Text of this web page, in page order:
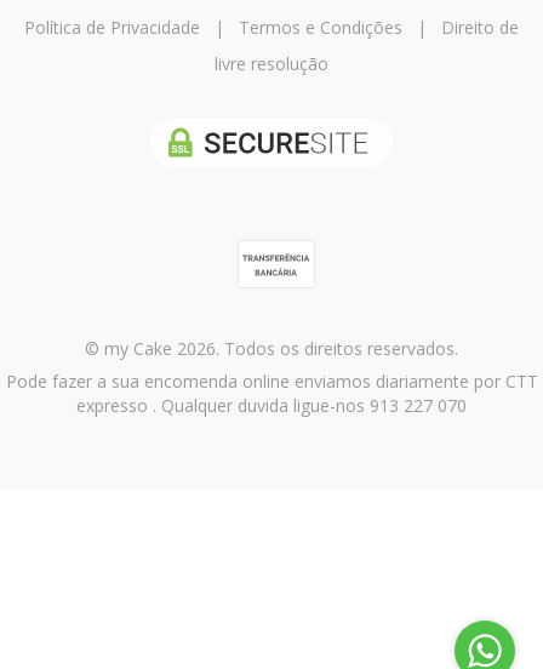
Política de Privacidade | Termos e Condições |
Direito de
livre resolução
© my Cake 2026. Todos os direitos reservados.
Pode fazer a sua encomenda online enviamos diariamente por CTT
expresso . Qualquer duvida ligue-nos 913 227 070